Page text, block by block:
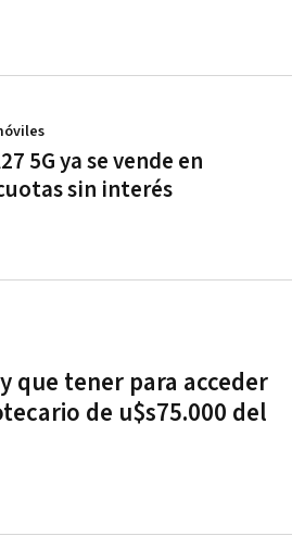
5G ya se vende en
sin interés
que tener para acceder
de u$s75.000 del